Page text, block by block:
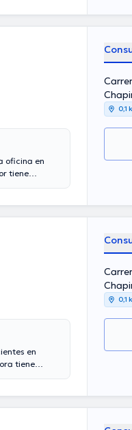
que,
oficina en
tiene
0,1
en
tiene
la
0,1